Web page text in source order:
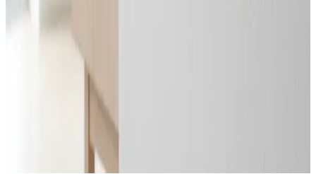
Professionel installation
70 60 30 04